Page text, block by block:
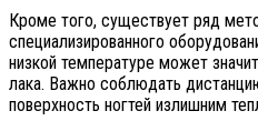
Кроме того, существует ряд
специализированного
низкой температуре может
лака. Важно соблюдать
поверхность ногтей излишним